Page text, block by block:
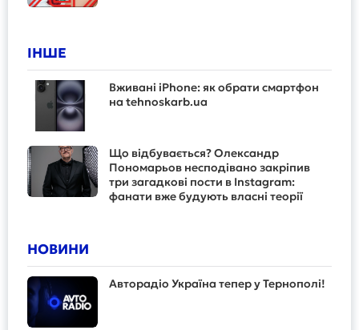
ІНШЕ
Вживані iPhone: як обрати смартфон
на tehnoskarb.ua
Що відбувається? Олександр
Пономарьов несподівано закріпив
три загадкові пости в Instagram:
фанати вже будують власні теорії
НОВИНИ
Авторадіо Україна тепер у Тернополі!